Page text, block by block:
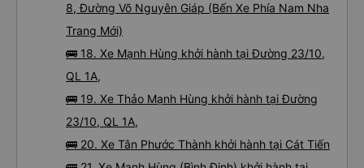
8, Đường Võ Nguyên Giáp (Bến Xe Phía Nam Nha
Trang Mới)
🚌 18. Xe Mạnh Hùng khởi hành tại Đường 23/10,
QL 1A,
🚌 19. Xe Thảo Mạnh Hùng khởi hành tại Đường
23/10, QL 1A,
🚌 20. Xe Tân Phước Thành khởi hành tại Cát Tiến